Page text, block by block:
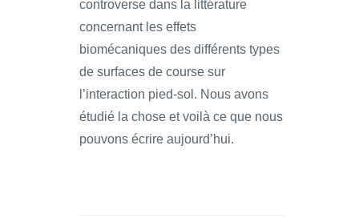
controverse dans la littérature
concernant les effets
biomécaniques des différents types
de surfaces de course sur
l’interaction pied-sol. Nous avons
étudié la chose et voilà ce que nous
pouvons écrire aujourd’hui.